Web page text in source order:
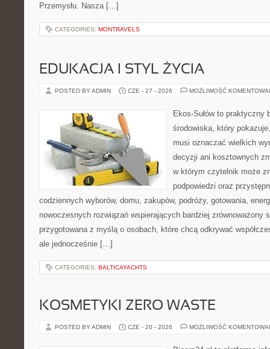
Przemysłu. Nasza […]
CATEGORIES: MONTRAVELS
EDUKACJA I STYL ŻYCIA
POSTED BY ADMIN CZE - 27 - 2026 MOŻLIWOŚĆ
Ekos-Sułów to praktyczny
środowiska, który
musi oznaczać wielkich
decyzji ani kosztownych
w którym czytelnik może
podpowiedzi oraz
codziennych wyborów, domu, zakupów, podróży, gotowania,
nowoczesnych rozwiązań wspierających bardziej zrównoważony
przygotowana z myślą o osobach, które chcą odkrywać
ale jednocześnie […]
CATEGORIES: BALTICAYACHTS
KOSMETYKI ZERO WASTE
POSTED BY ADMIN CZE - 20 - 2026 MOŻLIWOŚĆ